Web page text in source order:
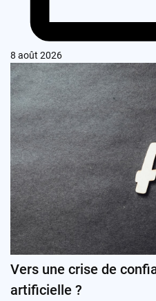
8 août 2026
Vers une crise de
artificielle ?